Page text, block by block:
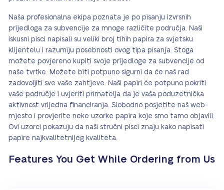
Naša profesionalna ekipa poznata je po pisanju izvrsnih
prijedloga za subvencije za mnoge različite područja. Naši
iskusni pisci napisali su veliki broj tihih papira za svjetsku
klijentelu i razumiju posebnosti ovog tipa pisanja. Stoga
možete povjereno kupiti svoje prijedloge za subvencije od
naše tvrtke. Možete biti potpuno sigurni da će naš rad
zadovoljiti sve vaše zahtjeve. Naši papiri će potpuno pokriti
vaše područje i uvjeriti primatelja da je vaša poduzetnička
aktivnost vrijedna financiranja. Slobodno posjetite naš web-
mjesto i provjerite neke uzorke papira koje smo tamo objavili.
Ovi uzorci pokazuju da naši stručni pisci znaju kako napisati
papire najkvalitetnijeg kvaliteta.
Features You Get While Ordering from Us